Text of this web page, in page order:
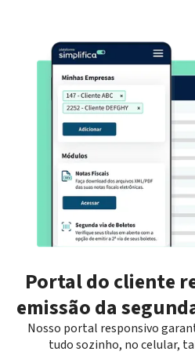
Portal do cliente
emissão da
Nosso portal responsivo
tudo sozinho, no celular,